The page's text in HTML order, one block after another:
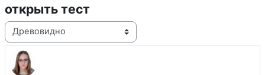
открыть тест
Режим отображения